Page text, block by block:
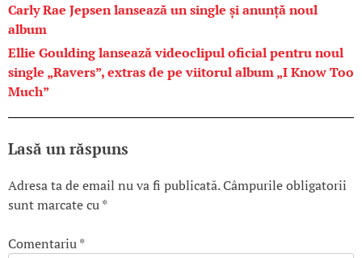
Carly Rae Jepsen lansează un single și anunță noul
album
Ellie Goulding lansează videoclipul oficial pentru noul
single „Ravers”, extras de pe viitorul album „I Know Too
Much”
Lasă un răspuns
Adresa ta de email nu va fi publicată.Câmpurile obligatorii
sunt marcate cu*
Comentariu*